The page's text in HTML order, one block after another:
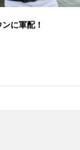
夏！フリーリグゲ